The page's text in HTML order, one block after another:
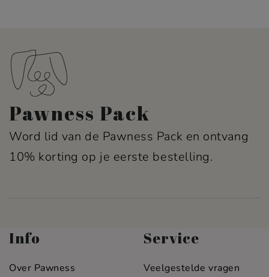
Pawness Pack
Word lid van de Pawness Pack en ontvang
10% korting op je eerste bestelling.
Info
Over Pawness
Service
Veelgestelde vragen